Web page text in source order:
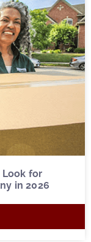
Look for
in 2026